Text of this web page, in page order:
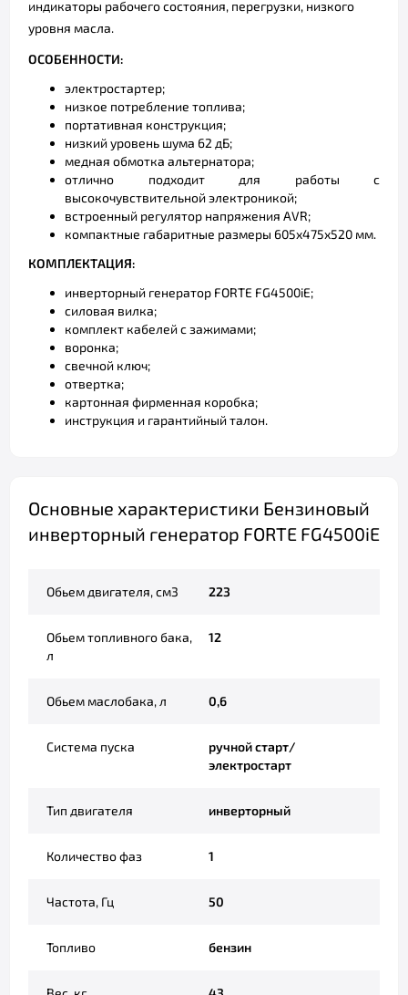
индикаторы рабочего состояния, перегрузки, низкого
уровня масла.
ОСОБЕННОСТИ:
электростартер;
низкое потребление топлива;
портативная конструкция;
низкий уровень шума 62 дБ;
медная обмотка альтернатора;
отлично подходит для работы с
высокочувствительной электроникой;
встроенный регулятор напряжения AVR;
компактные габаритные размеры 605х475х520 мм.
КОМПЛЕКТАЦИЯ:
инверторный генератор FORTE FG4500iE;
силовая вилка;
комплект кабелей с зажимами;
воронка;
свечной ключ;
отвертка;
картонная фирменная коробка;
инструкция и гарантийный талон.
Основные характеристики Бензиновый
инверторный генератор FORTE FG4500iE
Обьем двигателя, см3 223
Обьем топливного бака,
л
12
Обьем маслобака, л 0,6
Система пуска
ручной старт/
электростарт
Тип двигателя инверторный
Количество фаз 1
Частота, Гц 50
Топливо бензин